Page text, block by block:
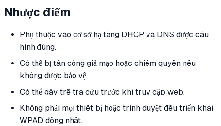
Nhược điểm
Phụ thuộc vào cơ sở hạ tầng DHCP và DNS được cấu
hình đúng.
Có thể bị tấn công giả mạo hoặc chiếm quyền nếu
không được bảo vệ.
Có thể gây trễ tra cứu trước khi truy cập web.
Không phải mọi thiết bị hoặc trình duyệt đều triển khai
WPAD đồng nhất.